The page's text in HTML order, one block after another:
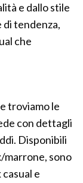
e dallo stile
di tendenza,
che
troviamo le
con dettagli
Disponibili
marrone, sono
e